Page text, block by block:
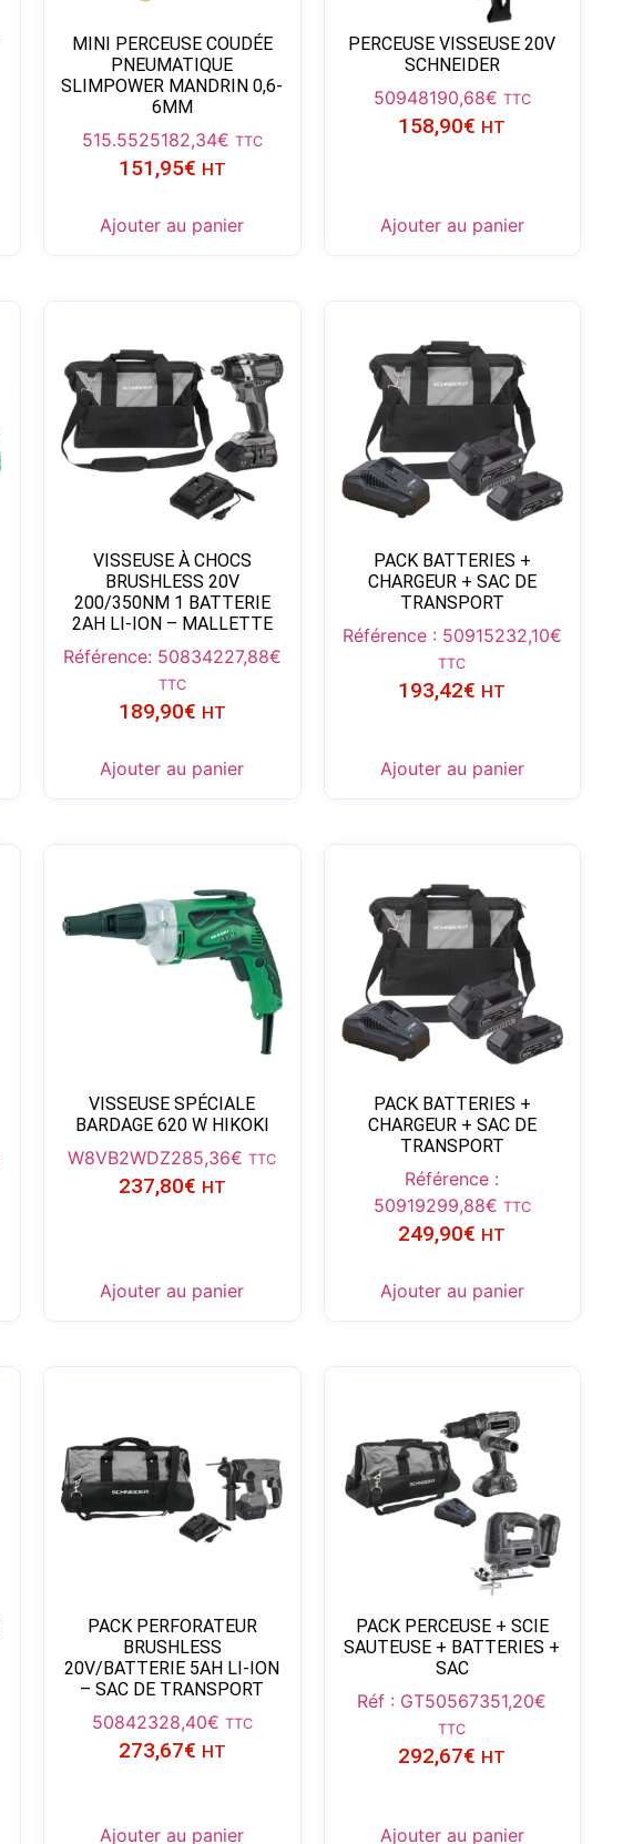
MINI PERCEUSE COUDÉE
PNEUMATIQUE
SLIMPOWER MANDRIN 0,6-
6MM
515.5525182,34€ TTC
151,95€ HT
Ajouter au panier
PERCEUSE VISSEUSE 20V
SCHNEIDER
50948190,68€ TTC
158,90€ HT
Ajouter au panier
VISSEUSE À CHOCS
BRUSHLESS 20V
200/350NM 1 BATTERIE
2AH LI-ION – MALLETTE
Référence: 50834227,88€
TTC
189,90€ HT
Ajouter au panier
PACK BATTERIES +
CHARGEUR + SAC DE
TRANSPORT
Référence : 50915232,10€
TTC
193,42€ HT
Ajouter au panier
VISSEUSE SPÉCIALE
BARDAGE 620 W HIKOKI
W8VB2WDZ285,36€ TTC
237,80€ HT
Ajouter au panier
PACK BATTERIES +
CHARGEUR + SAC DE
TRANSPORT
Référence :
50919299,88€ TTC
249,90€ HT
Ajouter au panier
PACK PERFORATEUR
BRUSHLESS
20V/BATTERIE 5AH LI-ION
– SAC DE TRANSPORT
50842328,40€ TTC
273,67€ HT
Ajouter au panier
PACK PERCEUSE + SCIE
SAUTEUSE + BATTERIES +
SAC
Réf : GT50567351,20€
TTC
292,67€ HT
Ajouter au panier